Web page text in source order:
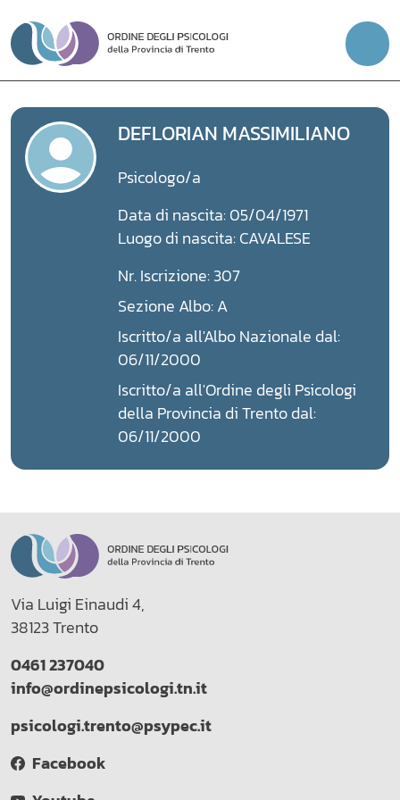
Vai
DEFLORIAN MASSIMILIANO
Psicologo/a
Data di nascita: 05/04/1971
Luogo di nascita: CAVALESE
Nr. Iscrizione: 307
Sezione Albo: A
Iscritto/a all'Albo Nazionale dal:
06/11/2000
Iscritto/a all'Ordine degli Psicologi
della Provincia di Trento dal:
06/11/2000
Via Luigi Einaudi 4,
38123 Trento
0461 237040
info@ordinepsicologi.tn.it
psicologi.trento@psypec.it
Facebook